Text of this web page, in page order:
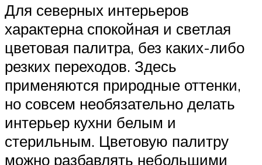
Для северных интерьеров
характерна спокойная и светлая
цветовая палитра, без каких-либо
резких переходов. Здесь
применяются природные оттенки,
но совсем необязательно делать
интерьер кухни белым и
стерильным. Цветовую палитру
можно разбавлять небольшими